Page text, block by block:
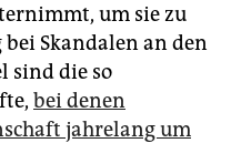
um sie zu
Skandalen an den
sind die so
bei denen
jahrelang um